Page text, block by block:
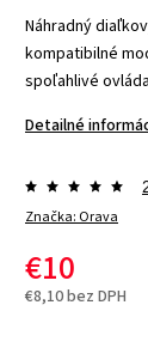
Náhradný
kompatibilné
spoľahlivé
Detailné
Značka: Orava
€10
€8,10 bez DPH